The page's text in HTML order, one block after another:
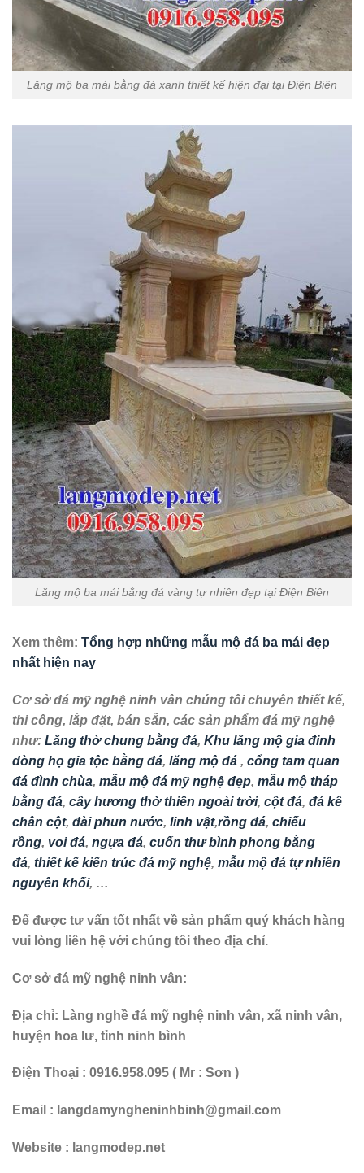
Lăng mộ ba mái bằng đá xanh thiết kế hiện đại tại Điện Biên
Lăng mộ ba mái bằng đá vàng tự nhiên đẹp tại Điện Biên
Xem thêm: Tổng hợp những mẫu mộ đá ba mái đẹp
nhất hiện nay
Cơ sở đá mỹ nghệ ninh vân chúng tôi chuyên thiết kế,
thi công, lắp đặt, bán sẵn, các sản phẩm đá mỹ nghệ
như: Lăng thờ chung bằng đá, Khu lăng mộ gia đinh
dòng họ gia tộc bằng đá, lăng mộ đá , cổng tam quan
đá đình chùa, mẫu mộ đá mỹ nghệ đẹp, mẫu mộ tháp
bằng đá, cây hương thờ thiên ngoài trời, cột đá, đá kê
chân cột, đài phun nước, linh vật,rồng đá, chiếu
rồng, voi đá, ngựa đá, cuốn thư bình phong bằng
đá, thiết kế kiến trúc đá mỹ nghệ, mẫu mộ đá tự nhiên
nguyên khối, …
Để được tư vấn tốt nhất về sản phẩm quý khách hàng
vui lòng liên hệ với chúng tôi theo địa chỉ.
Cơ sở đá mỹ nghệ ninh vân:
Địa chỉ: Làng nghề đá mỹ nghệ ninh vân, xã ninh vân,
huyện hoa lư, tỉnh ninh bình
Điện Thoại : 0916.958.095 ( Mr : Sơn )
Email : langdamyngheninhbinh@gmail.com
Website : langmodep.net